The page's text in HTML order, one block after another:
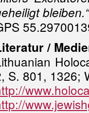
bleiben.“
/
S. 801, 1326;